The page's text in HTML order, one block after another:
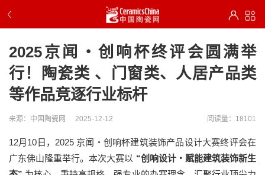
2025京闻・创响杯终评会圆满举
行！陶瓷类 、门窗类、人居产品类
等作品竞逐行业标杆
来源：中国陶瓷网 2025-12-12 阅读量：18101
12月10日，2025 京闻・创响杯建筑装饰产品设计大赛终评会在
广东佛山隆重举行。本次大赛以 “创响设计・赋能建筑装饰新生